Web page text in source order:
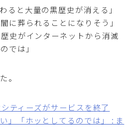
ると大量の黒歴史が消える」
に葬られることになりそう」
歴史がインターネットから消滅
では」
。
ティーズがサービスを終了
」「ホッとしてるのでは」 : ま